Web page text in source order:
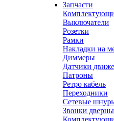
Запчасти
Выключатели
Розетки
Рамки
Накладки на
Диммеры
Датчики
Патроны
Ретро кабель
Переходники
Сетевые
Звонки